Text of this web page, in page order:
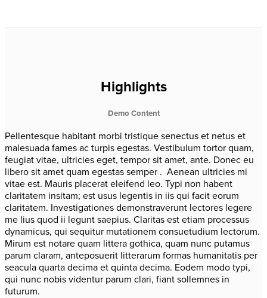
Highlights
Demo Content
Pellentesque habitant morbi tristique senectus et netus et
malesuada fames ac turpis egestas. Vestibulum tortor quam,
feugiat vitae, ultricies eget, tempor sit amet, ante. Donec eu
libero sit amet quam egestas semper . Aenean ultricies mi
vitae est. Mauris placerat eleifend leo. Typi non habent
claritatem insitam; est usus legentis in iis qui facit eorum
claritatem. Investigationes demonstraverunt lectores legere
me lius quod ii legunt saepius. Claritas est etiam processus
dynamicus, qui sequitur mutationem consuetudium lectorum.
Mirum est notare quam littera gothica, quam nunc putamus
parum claram, anteposuerit litterarum formas humanitatis per
seacula quarta decima et quinta decima. Eodem modo typi,
qui nunc nobis videntur parum clari, fiant sollemnes in
futurum.